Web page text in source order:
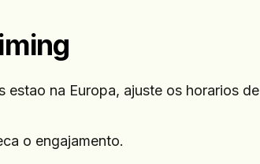
estao na Europa, ajuste os horarios
o engajamento.